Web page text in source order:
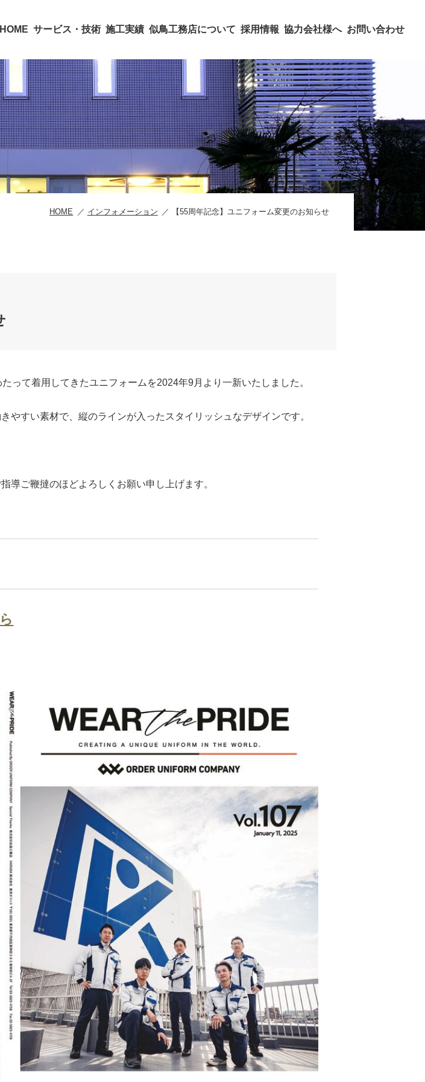
HOME サービス・技術 施工実績 似鳥工務店について 採用情報 協力会社様へ お問い合わせ
HOME インフォメーション 【55周年記念】ユニフォーム変更のお知らせ
って着用してきたユニフォームを2024年9月より一新いたしました。
やすい素材で、縦のラインが入ったスタイリッシュなデザインです。
導ご鞭撻のほどよろしくお願い申し上げます。